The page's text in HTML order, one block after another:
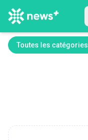
Toutes les catégories